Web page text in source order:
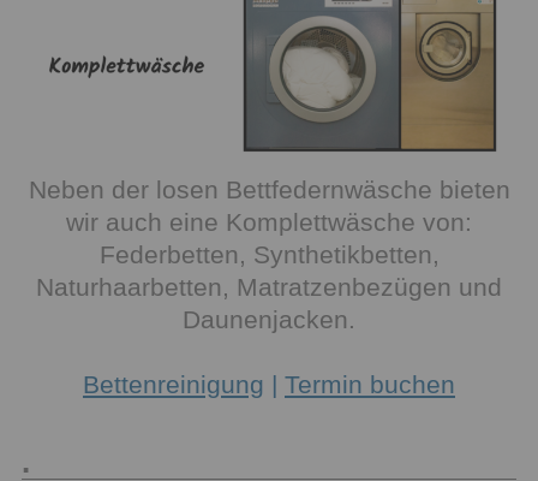
Neben der losen Bettfedernwäsche bieten
wir auch eine Komplettwäsche von:
Federbetten, Synthetikbetten,
Naturhaarbetten, Matratzenbezügen und
Daunenjacken.
Bettenreinigung | Termin buchen
.